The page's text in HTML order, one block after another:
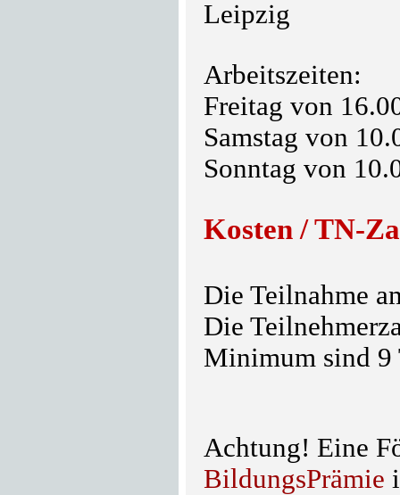
Leipzig
Arbeitszeiten:
Freitag von
Samstag von
Sonntag von
Kosten / TN-
Die Teilnahme
Die
Minimum sind 9
Achtung! Eine
BildungsPrämie